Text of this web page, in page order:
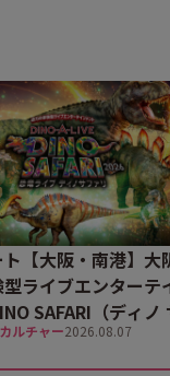
【大阪・南港】大
ライブエンターテ
SAFARI（ディノ
で、大迫力の恐竜
てきました。
ルチャー2026.08.07